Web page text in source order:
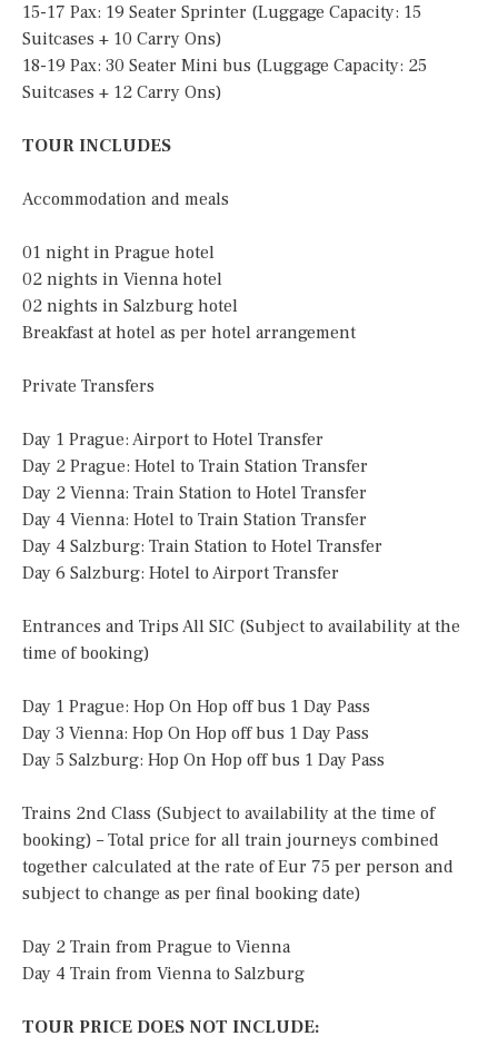
15-17 Pax: 19 Seater Sprinter (Luggage Capacity: 15
Suitcases + 10 Carry Ons)
18-19 Pax: 30 Seater Mini bus (Luggage Capacity: 25
Suitcases + 12 Carry Ons)
TOUR INCLUDES
Accommodation and meals
01 night in Prague hotel
02 nights in Vienna hotel
02 nights in Salzburg hotel
Breakfast at hotel as per hotel arrangement
Private Transfers
Day 1 Prague: Airport to Hotel Transfer
Day 2 Prague: Hotel to Train Station Transfer
Day 2 Vienna: Train Station to Hotel Transfer
Day 4 Vienna: Hotel to Train Station Transfer
Day 4 Salzburg: Train Station to Hotel Transfer
Day 6 Salzburg: Hotel to Airport Transfer
Entrances and Trips All SIC (Subject to availability at the
time of booking)
Day 1 Prague: Hop On Hop off bus 1 Day Pass
Day 3 Vienna: Hop On Hop off bus 1 Day Pass
Day 5 Salzburg: Hop On Hop off bus 1 Day Pass
Trains 2nd Class (Subject to availability at the time of
booking) – Total price for all train journeys combined
together calculated at the rate of Eur 75 per person and
subject to change as per final booking date)
Day 2 Train from Prague to Vienna
Day 4 Train from Vienna to Salzburg
TOUR PRICE DOES NOT INCLUDE: